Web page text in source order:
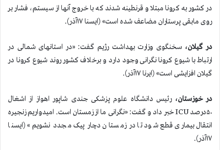
در کشور به کرونا مبتلا و قرنطینه شدند که با خروج آنها از سیستم، فشار بر
روی مابقی پرستاران مضاعف شده است» (ایسنا ۱۷آذر).
در گیلان، سخنگوی وزارت بهداشت رژیم گفت: «در استانهای شمالی در
ارتباط با شیوع کرونا نگرانی وجود دارد و برخلاف کشور روند شیوع کرونا در
گیلان افزایشی است» (ایرنا ۱۷آذر).
در خوزستان، رئیس دانشگاه علوم پزشکی جندی شاپور اهواز از اشغال
۵۰درصد ICU خبر داد و گفت: «نگرانی ما از زمستان است. امیدواریم زنجیره
انتقال بیماری قطع شود تا در زمستان دچار پیک مجدد نشویم» (ایسنا
۱۷آذر).